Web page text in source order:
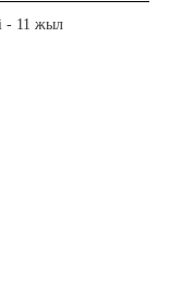
- 11 жыл